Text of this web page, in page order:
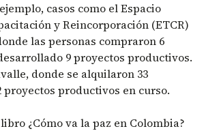
casos como el Espacio
y Reincorporación (ETCR)
las personas compraron 6
9 proyectos productivos.
donde se alquilaron 33
proyectos productivos en curso.
¿Cómo va la paz en Colombia?